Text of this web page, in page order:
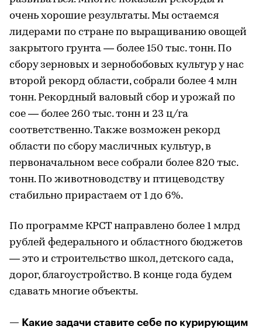
очень хорошие результаты. Мы остаемся
лидерами по стране по выращиванию овощей
закрытого грунта — более 150 тыс. тонн. По
сбору зерновых и зернобобовых культур у нас
второй рекорд области, собрали более 4 млн
тонн. Рекордный валовый сбор и урожай по
сое — более 260 тыс. тонн и 23 ц/га
соответственно. Также возможен рекорд
области по сбору масличных культур, в
первоначальном весе собрали более 820 тыс.
тонн. По животноводству и птицеводству
стабильно прирастаем от 1 до 6%.
По программе КРСТ направлено более 1 млрд
рублей федерального и областного бюджетов
— это и строительство школ, детского сада,
дорог, благоустройство. В конце года будем
сдавать многие объекты.
— Какие задачи ставите себе по курирующим